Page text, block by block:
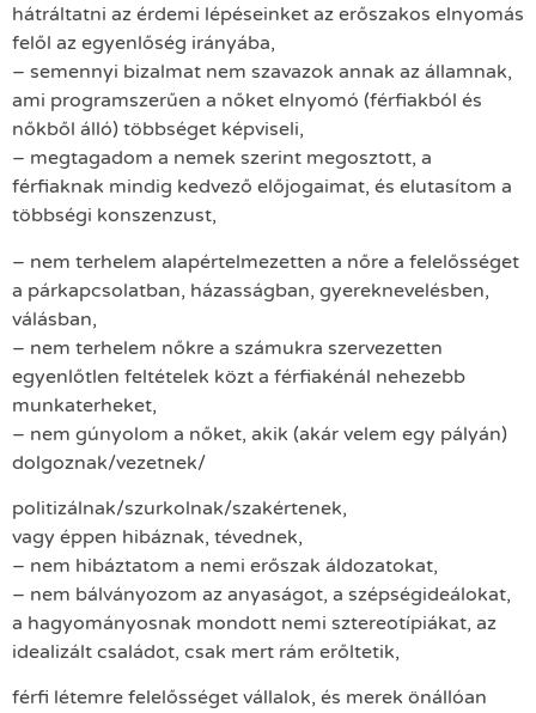
hátráltatni az érdemi lépéseinket az erőszakos elnyomás
felől az egyenlőség irányába,
– semennyi bizalmat nem szavazok annak az államnak,
ami programszerűen a nőket elnyomó (férfiakból és
nőkből álló) többséget képviseli,
– megtagadom a nemek szerint megosztott, a
férfiaknak mindig kedvező előjogaimat, és elutasítom a
többségi konszenzust,
– nem terhelem alapértelmezetten a nőre a felelősséget
a párkapcsolatban, házasságban, gyereknevelésben,
válásban,
– nem terhelem nőkre a számukra szervezetten
egyenlőtlen feltételek közt a férfiakénál nehezebb
munkaterheket,
– nem gúnyolom a nőket, akik (akár velem egy pályán)
dolgoznak/vezetnek/
politizálnak/szurkolnak/szakértenek,
vagy éppen hibáznak, tévednek,
– nem hibáztatom a nemi erőszak áldozatokat,
– nem bálványozom az anyaságot, a szépségideálokat,
a hagyományosnak mondott nemi sztereotípiákat, az
idealizált családot, csak mert rám erőltetik,
férfi létemre felelősséget vállalok, és merek önállóan